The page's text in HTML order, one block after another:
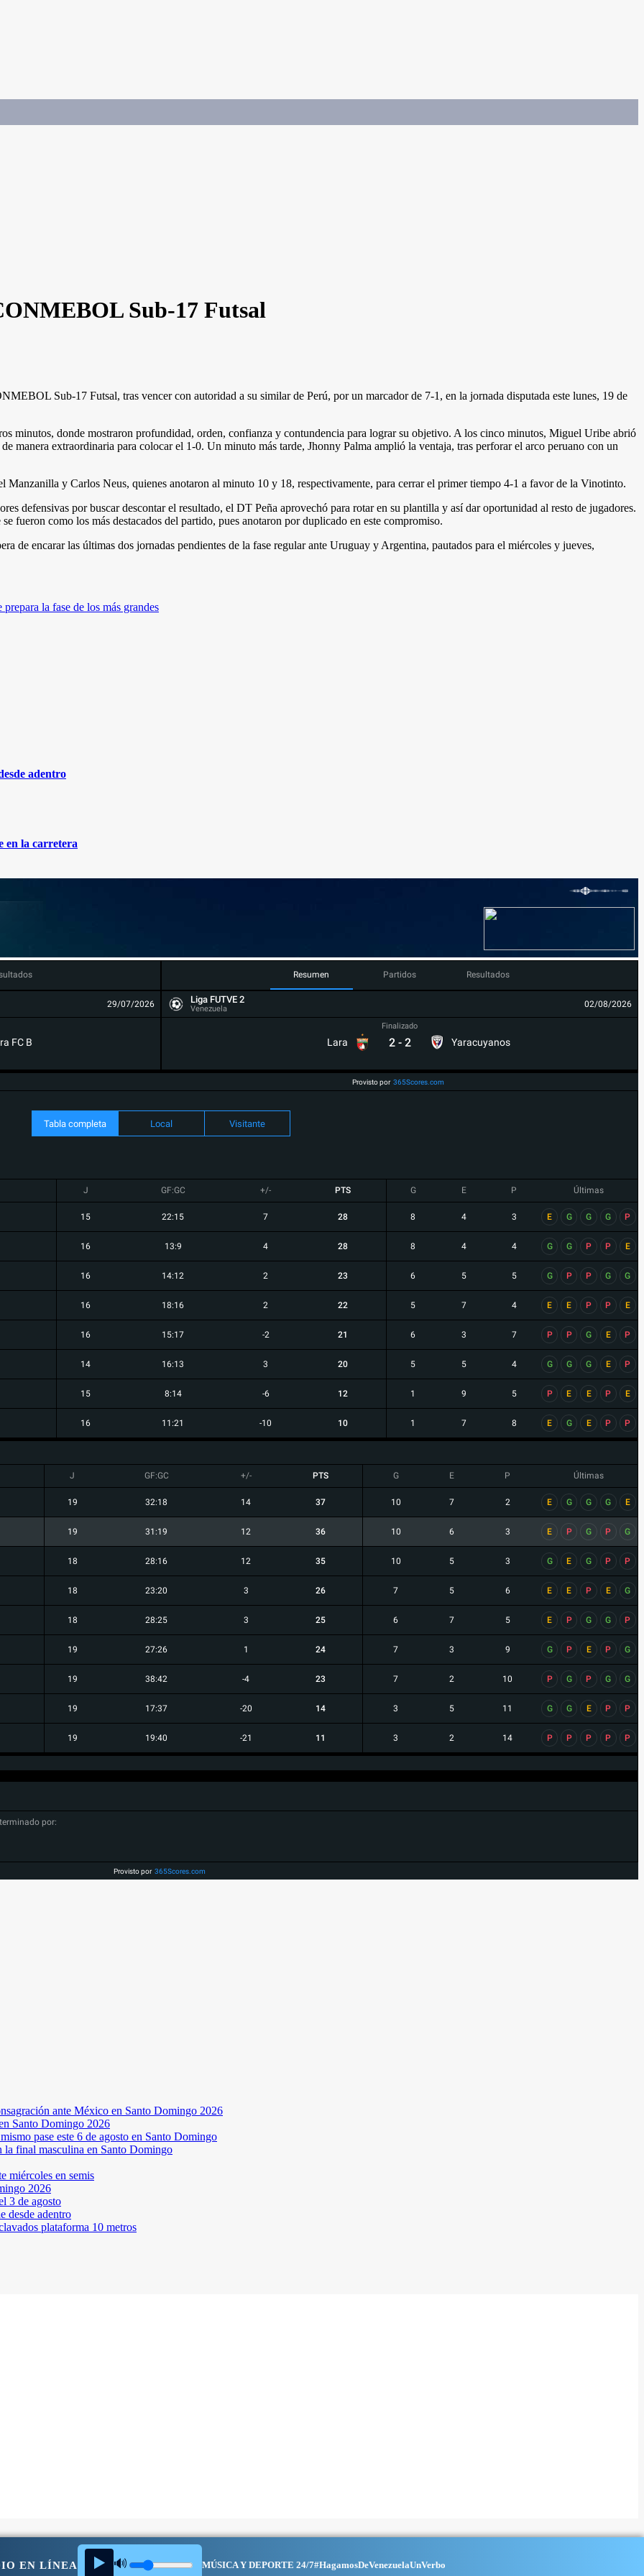
Sub-17 Futsal
Sub-17 Futsal, tras vencer con autoridad a su similar de Perú, por un marcador de 7-1, en la jornada disputada este lunes, 19 de
minutos, donde mostraron profundidad, orden, confianza y contundencia para lograr su objetivo. A los cinco minutos, Miguel Uribe abrió
manera extraordinaria para colocar el 1-0. Un minuto más tarde, Jhonny Palma amplió la ventaja, tras perforar el arco peruano con un
y Carlos Neus, quienes anotaron al minuto 10 y 18, respectivamente, para cerrar el primer tiempo 4-1 a favor de la Vinotinto.
defensivas por buscar descontar el resultado, el DT Peña aprovechó para rotar en su plantilla y así dar oportunidad al resto de jugadores.
fueron como los más destacados del partido, pues anotaron por duplicado en este compromiso.
de encarar las últimas dos jornadas pendientes de la fase regular ante Uruguay y Argentina, pautados para el miércoles y jueves,
la fase de los más grandes
adentro
en la carretera
29/07/2026
FC B
Resumen Partidos Resultados
Liga FUTVE 2
Venezuela 02/08/2026
Lara
Finalizado
2 - 2 Yaracuyanos
Provisto por 365Scores.com
Tabla completa Local Visitante
J GF:GC +/- PTS G E P Últimas
15 22:15 7 28 8 4 3 E G G G P
16 13:9 4 28 8 4 4 G G P P E
16 14:12 2 23 6 5 5 G P P G G
16 18:16 2 22 5 7 4 E E P P E
16 15:17 -2 21 6 3 7 P P G E P
14 16:13 3 20 5 5 4 G G G E P
15 8:14 -6 12 1 9 5 P E E P E
16 11:21 -10 10 1 7 8 E G E P P
J GF:GC +/- PTS G E P Últimas
19 32:18 14 37 10 7 2 E G G G E
19 31:19 12 36 10 6 3 E P G P G
18 28:16 12 35 10 5 3 G E G P P
18 23:20 3 26 7 5 6 E E P E G
18 28:25 3 25 6 7 5 E P G G P
19 27:26 1 24 7 3 9 G P E P G
19 38:42 -4 23 7 2 10 P G P G G
19 17:37 -20 14 3 5 11 G G E P P
19 19:40 -21 11 3 2 14 P P P P P
por:
Provisto por 365Scores.com
ante México en Santo Domingo 2026
Santo Domingo 2026
pase este 6 de agosto en Santo Domingo
la final masculina en Santo Domingo
miércoles en semis
2026
3 de agosto
desde adentro
plataforma 10 metros
EN LÍNEA ▶️ 🔊 MÚSICA Y DEPORTE 24/7#HagamosDeVenezuelaUnVerbo